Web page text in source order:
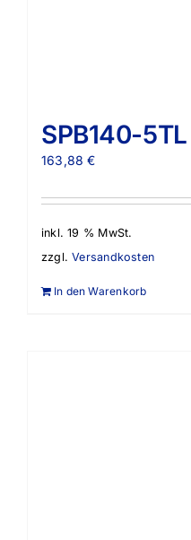
SPB140-5TL
163,88€
inkl. 19 % MwSt.
zzgl.Versandkosten
In den Warenkorb